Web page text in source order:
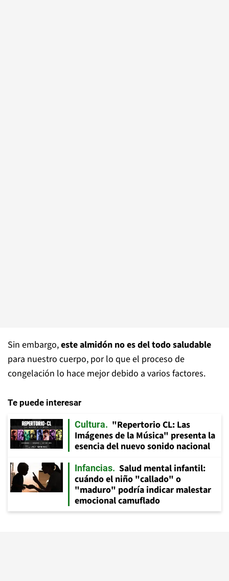
Sin embargo,este almidón no es del todo saludable
para nuestro cuerpo, por lo que el proceso de
congelación lo hace mejor debido a varios factores.
Te puede interesar
Cultura
"Repertorio CL: Las
Imágenes de la Música" presenta la
esencia del nuevo sonido nacional
Infancias
Salud mental infantil:
cuándo el niño "callado" o
"maduro" podría indicar malestar
emocional camuflado